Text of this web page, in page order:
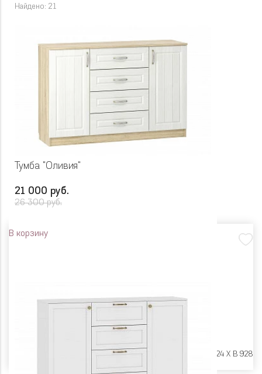
Найдено: 21
Тумба "Оливия"
21 000 руб.
26 300 руб.
В корзину
Ш 1402 X Г 424 X В 928